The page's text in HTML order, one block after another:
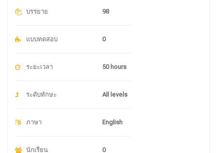
บรรยาย 98
แบบทดสอบ 0
ระยะเวลา 50 hours
ระดับทักษะ All levels
ภาษา English
นักเรียน 0